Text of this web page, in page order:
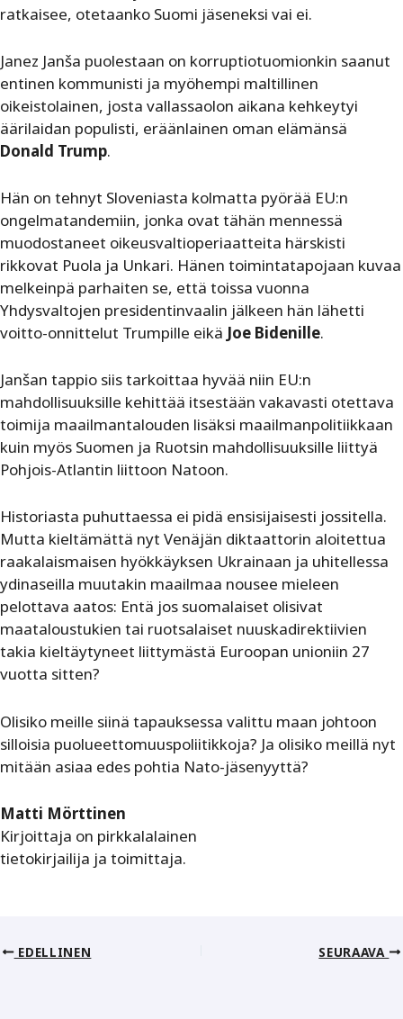
ratkaisee, otetaanko Suomi jäseneksi vai ei.
Janez Janša puolestaan on korruptiotuomionkin saanut
entinen kommunisti ja myöhempi maltillinen
oikeistolainen, josta vallassaolon aikana kehkeytyi
äärilaidan populisti, eräänlainen oman elämänsä
Donald Trump.
Hän on tehnyt Sloveniasta kolmatta pyörää EU:n
ongelmatandemiin, jonka ovat tähän mennessä
muodostaneet oikeusvaltioperiaatteita härskisti
rikkovat Puola ja Unkari. Hänen toimintatapojaan kuvaa
melkeinpä parhaiten se, että toissa vuonna
Yhdysvaltojen presidentinvaalin jälkeen hän lähetti
voitto-onnittelut Trumpille eikä Joe Bidenille.
Janšan tappio siis tarkoittaa hyvää niin EU:n
mahdollisuuksille kehittää itsestään vakavasti otettava
toimija maailmantalouden lisäksi maailmanpolitiikkaan
kuin myös Suomen ja Ruotsin mahdollisuuksille liittyä
Pohjois-Atlantin liittoon Natoon.
Historiasta puhuttaessa ei pidä ensisijaisesti jossitella.
Mutta kieltämättä nyt Venäjän diktaattorin aloitettua
raakalaismaisen hyök­käyksen Ukrainaan ja uhitellessa
ydinaseilla muutakin maailmaa nousee mieleen
pelottava aatos: Entä jos suomalaiset olisivat
maataloustukien tai ruotsalaiset nuuskadirektiivien
takia kieltäytyneet liittymästä Euroopan unioniin 27
vuotta sitten?
Olisiko meille siinä tapauksessa valittu maan johtoon
silloisia puolueettomuuspoliitikkoja? Ja olisiko meillä nyt
mitään asiaa edes pohtia Nato-jäsenyyttä?
Matti Mörttinen
Kirjoittaja on pirkkalalainen
tietokirjailija ja toimittaja.
EDELLINEN SEURAAVA